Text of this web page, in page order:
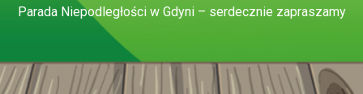
Parada Niepodległości w Gdyni – serdecznie zapraszamy